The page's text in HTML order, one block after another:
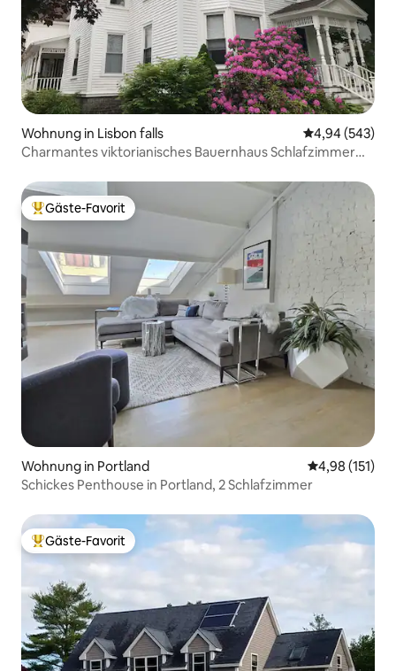
Wohnung in Lisbon falls
4,94 (543)
Charmantes viktorianisches Bauernhaus Schlafzimmer
Beliebter Gäste-Favorit.
Gäste-Favorit
Wohnung in Portland
4,98 (151)
Schickes Penthouse in Portland, 2 Schlafzimmer
Beliebter Gäste-Favorit.
Gäste-Favorit